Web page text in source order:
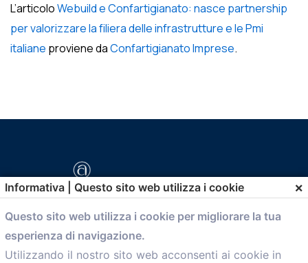
L’articoloWebuild e Confartigianato: nasce partnership
per valorizzare la filiera delle infrastrutture e le Pmi
italiane proviene daConfartigianato Imprese.
comunicazione@confartigianato.bo.it
Informativa | Questo sito web utilizza i cookie ×
Questo sito web utilizza i cookie per migliorare la tua
esperienza di navigazione.
Utilizzando il nostro sito web acconsenti ai cookie in